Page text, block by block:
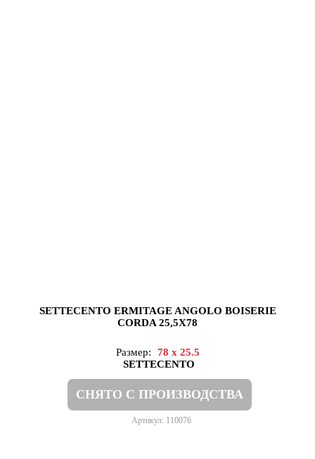
SETTECENTO ERMITAGE ANGOLO BOISERIE
CORDA 25,5X78
Размер:
78 x 25.5
SETTECENTO
СНЯТО С ПРОИЗВОДСТВА
Артикул: 110076